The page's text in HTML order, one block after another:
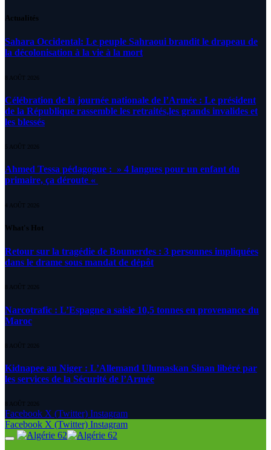
Actualités
Sahara Occidental: Le peuple Sahraoui brandit le drapeau de
la décolonisation à la vie à la mort
8 AOÛT 2026
Célébration de la journée nationale de l’Armée : Le président
de la République rassemble les retraités,les grands invalides et
les blessés
5 AOÛT 2026
Ahmed Tessa pédagogue : » 4 langues pour un enfant du
primaire, ça déroute «
4 AOÛT 2026
What's Hot
Retour sur la tragédie de Boumerdes : 3 personnes impliquées
dans le drame sous mandat de dépôt
8 AOÛT 2026
Narcotrafic : L’Espagne a saisie 10,5 tonnes en provenance du
Maroc
8 AOÛT 2026
Kidnapee au Niger : L’Allemand Ulumaskan Sinan libéré par
les services de la Sécurité de l’Armée
8 AOÛT 2026
Facebook X (Twitter) Instagram
Facebook X (Twitter) Instagram